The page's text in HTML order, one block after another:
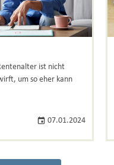
ist nicht
um so eher kann
07.01.2024